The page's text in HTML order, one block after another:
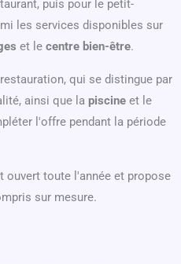
puis pour le petit-
les services disponibles sur
et le centre bien-être.
qui se distingue par
ainsi que la piscine et le
l'offre pendant la période
ouvert toute l'année et propose
sur mesure.